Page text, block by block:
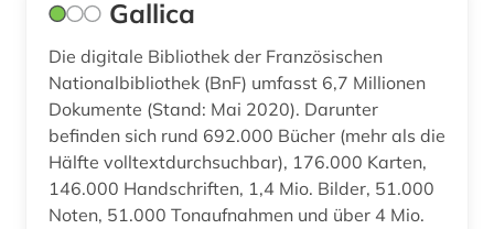
china (9)
chirurgie (4)
chorgesang (1)
chorgestühl (1)
christian gottlob (1)
Gallica
Die digitale Bibliothek der Französischen
Nationalbibliothek (BnF) umfasst 6,7 Millionen
Dokumente (Stand: Mai 2020). Darunter
befinden sich rund 692.000 Bücher (mehr als die
Hälfte volltextdurchsuchbar), 176.000 Karten,
146.000 Handschriften, 1,4 Mio. Bilder, 51.000
Noten, 51.000 Tonaufnahmen und über 4 Mio.